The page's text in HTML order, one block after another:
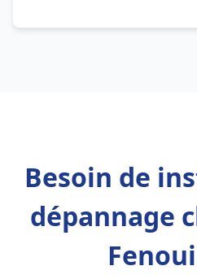
Besoin de
dépannage